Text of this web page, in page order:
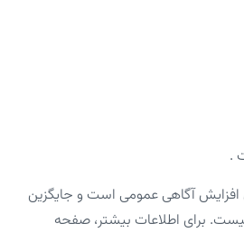
.
افزایش آگاهی عمومی است و جایگزین
برای اطلاعات بیشتر، صفحه